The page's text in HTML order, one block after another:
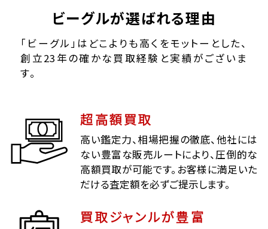
ビーグルが選ばれる理由
「ビーグル」はどこよりも高くをモットーとした、
創立23年の確かな買取経験と実績がございま
す。
超高額買取
高い鑑定力、相場把握の徹底、他社には
ない豊富な販売ルートにより、圧倒的な
高額買取が可能です。お客様に満足いた
だける査定額を必ずご提示します。
買取ジャンルが豊富